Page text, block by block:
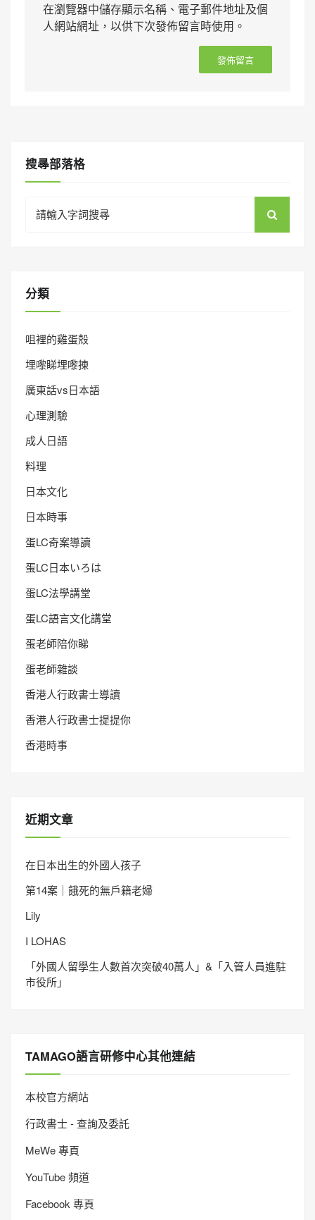
在瀏覽器中儲存顯示名稱、電子郵件地址及個
人網站網址，以供下次發佈留言時使用。
搜㝷部落格
for:
分類
咀裡的雞蛋殼
埋嚟睇埋嚟揀
廣東話vs日本語
心理測驗
成人日語
料理
日本文化
日本時事
蛋LC奇案導讀
蛋LC日本いろは
蛋LC法學講堂
蛋LC語言文化講堂
蛋老師陪你睇
蛋老師雜談
香港人行政書士導讀
香港人行政書士提提你
香港時事
近期文章
在日本出生的外國人孩子
第14案｜餓死的無戶籍老婦
Lily
I LOHAS
「外國人留學生人數首次突破40萬人」&「入管人員進駐
市役所」
TAMAGO語言研修中心其他連結
本校官方網站
行政書士 - 查詢及委託
MeWe 專頁
YouTube 頻道
Facebook 專頁